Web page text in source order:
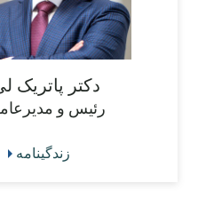
دکتر پاتریک
رئیس و
زندگینامه